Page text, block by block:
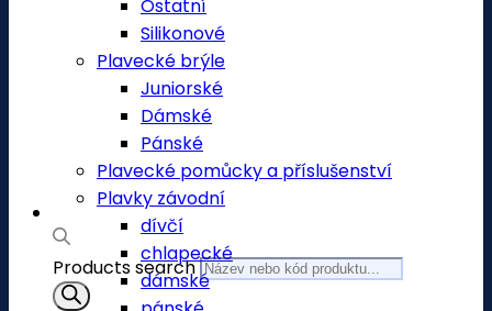
Products search
Ostatní
Silikonové
Plavecké brýle
Juniorské
Dámské
Pánské
Plavecké pomůcky a příslušenství
Plavky závodní
dívčí
chlapecké
dámské